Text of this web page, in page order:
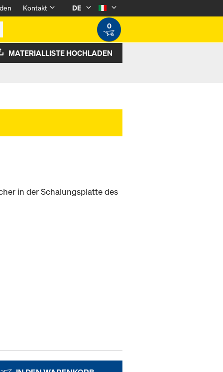
Kontakt
DE
0
MATERIALLISTE HOCHLADEN
in der Schalungsplatte des